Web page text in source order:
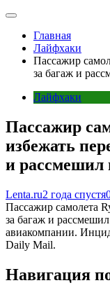
Главная
Лайфхаки
Пассажир
за багаж и
Лайфхаки
Пассажир
избежать
и рассмешил
Lenta.ru2 года спустя
Пассажир самолета
за багаж и
авиакомпании.
Daily Mail.
Навигация